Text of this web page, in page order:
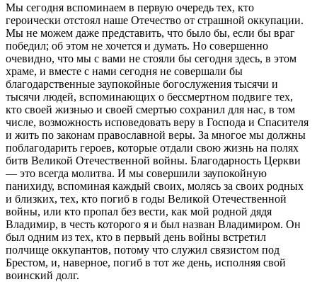
Мы сегодня вспоминаем в первую очередь тех, кто
героически отстоял наше Отечество от страшной оккупации.
Мы не можем даже представить, что было бы, если бы враг
победил; об этом не хочется и думать. Но совершенно
очевидно, что мы с вами не стояли бы сегодня здесь, в этом
храме, и вместе с нами сегодня не совершали бы
благодарственные заупокойные богослужения тысячи и
тысячи людей, вспоминающих о бессмертном подвиге тех,
кто своей жизнью и своей смертью сохранил для нас, в том
числе, возможность исповедовать веру в Господа и Спасителя
и жить по законам православной веры. За многое мы должны
поблагодарить героев, которые отдали свою жизнь на полях
битв Великой Отечественной войны. Благодарность Церкви
— это всегда молитва. И мы совершили заупокойную
панихиду, вспоминая каждый своих, молясь за своих родных
и близких, тех, кто погиб в годы Великой Отечественной
войны, или кто пропал без вести, как мой родной дядя
Владимир, в честь которого я и был назван Владимиром. Он
был одним из тех, кто в первый день войны встретил
полчище оккупантов, потому что служил связистом под
Брестом, и, наверное, погиб в тот же день, исполняя свой
воинский долг.